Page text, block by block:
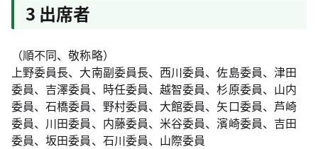
3 出席者
（順不同、敬称略）
上野委員長、大南副委員長、西川委員、佐島委員、津田
委員、吉澤委員、時任委員、越智委員、杉原委員、山内
委員、石橋委員、野村委員、大館委員、矢口委員、芦崎
委員、川田委員、内藤委員、米谷委員、濱崎委員、吉田
委員、坂田委員、石川委員、山際委員